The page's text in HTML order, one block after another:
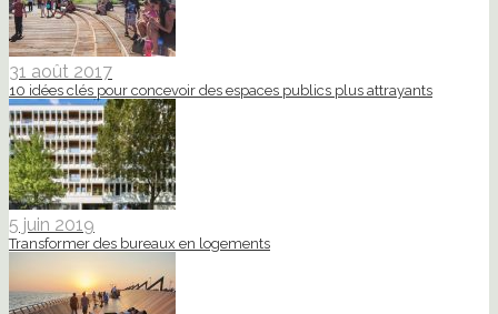
31 août 2017
10 idées clés pour concevoir des espaces publics plus attrayants
5 juin 2019
Transformer des bureaux en logements